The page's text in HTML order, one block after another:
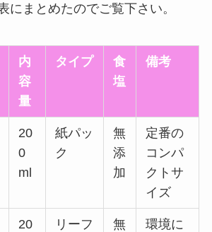
にまとめたのでご覧下さい。
内
容
量
タイプ
食
塩
備考
20
0
ml
紙パッ
ク
無
添
加
定番の
コンパ
クトサ
イズ
20
リーフ
無
環境に